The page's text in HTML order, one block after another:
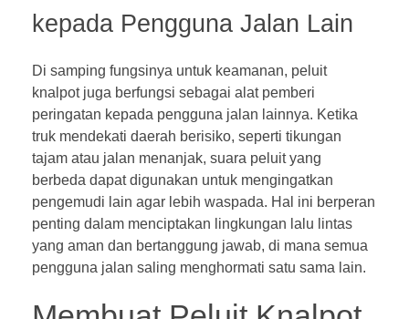
kepada Pengguna Jalan Lain
Di samping fungsinya untuk keamanan, peluit
knalpot juga berfungsi sebagai alat pemberi
peringatan kepada pengguna jalan lainnya. Ketika
truk mendekati daerah berisiko, seperti tikungan
tajam atau jalan menanjak, suara peluit yang
berbeda dapat digunakan untuk mengingatkan
pengemudi lain agar lebih waspada. Hal ini berperan
penting dalam menciptakan lingkungan lalu lintas
yang aman dan bertanggung jawab, di mana semua
pengguna jalan saling menghormati satu sama lain.